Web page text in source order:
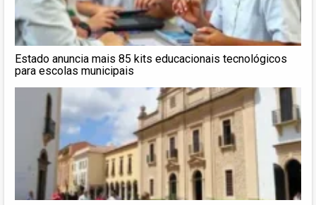
Estado anuncia mais 85 kits educacionais tecnológicos
para escolas municipais